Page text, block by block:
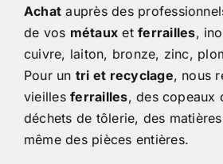
Achat auprès des
de vos métaux etferrailles,
cuivre, laiton, bronze, zinc,
Pour un tri et recyclage, nous
vieillesferrailles, des copeaux
déchets de tôlerie, des
même des pièces entières.